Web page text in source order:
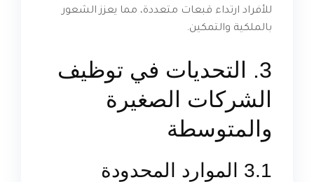
للأفراد ارتداء قبعات متعددة، مما يعزز الشعور
بالملكية والتمكين.
3. التحديات في توظيف
الشركات الصغيرة
والمتوسطة
3.1 الموارد المحدودة